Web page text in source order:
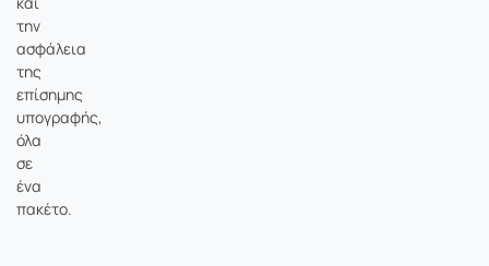
την
ασφάλεια
της
επίσημης
υπογραφής,
όλα
σε
ένα
πακέτο.